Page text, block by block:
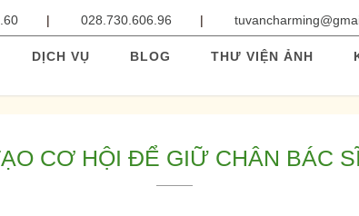
028.730.606.96
DỊCH VỤ BLOG THƯ VIỆN ẢNH
CƠ HỘI ĐỂ GIỮ CHÂN BÁC SĨ